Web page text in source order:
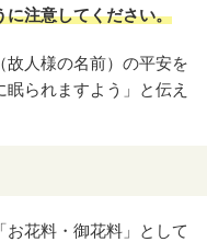
に注意してください。
人様の名前）の平安を
られますよう」と伝え
花料・御花料」として